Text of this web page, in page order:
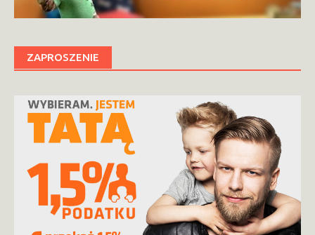
ZAPROSZENIE